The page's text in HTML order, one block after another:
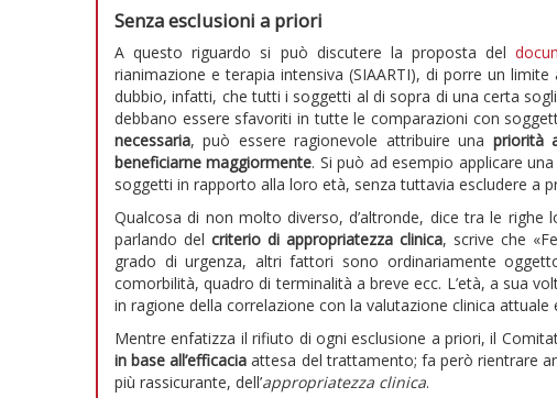
Senza esclusioni a priori
A questo riguardo si può discutere la proposta del
rianimazione e terapia intensiva (SIAARTI), di porre un
dubbio, infatti, che tutti i soggetti al di sopra di una certa
debbano essere sfavoriti in tutte le comparazioni con
necessaria, può essere ragionevole attribuire una priorità
beneficiarne maggiormente. Si può ad esempio applicare
soggetti in rapporto alla loro età, senza tuttavia escludere a
Qualcosa di non molto diverso, d’altronde, dice tra le
parlando del criterio di appropriatezza clinica, scrive che
grado di urgenza, altri fattori sono ordinariamente
comorbilità, quadro di terminalità a breve ecc. L’età, a sua
in ragione della correlazione con la valutazione clinica attuale
Mentre enfatizza il rifiuto di ogni esclusione a priori, il
in base all’efficacia attesa del trattamento; fa però rientrare
più rassicurante, dell’appropriatezza clinica.